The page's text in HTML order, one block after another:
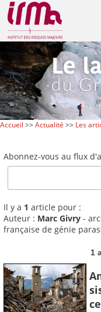
Accueil >>Actualité >> Les
Abonnez-vous au flux
Il y a 1 article pour :
Auteur : Marc Givry -
française de génie
1